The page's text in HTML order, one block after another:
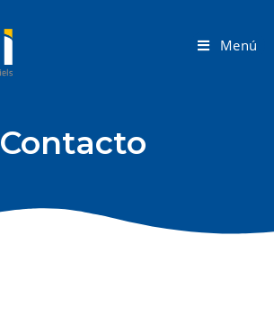
Menú
Contacto